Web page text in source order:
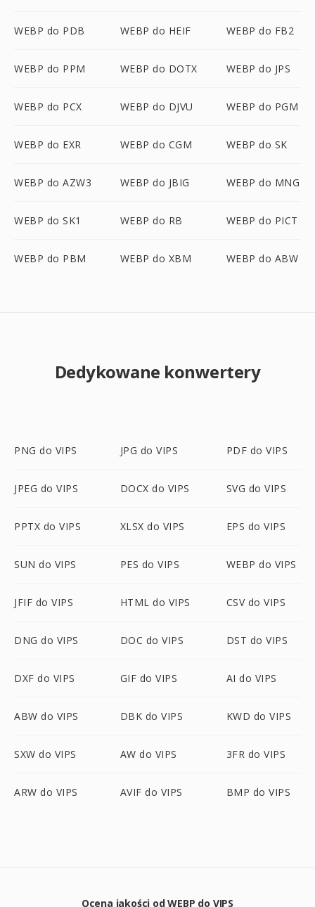
WEBP do PDB WEBP do HEIF WEBP do FB2
WEBP do PPM WEBP do DOTX WEBP do JPS
WEBP do PCX WEBP do DJVU WEBP do PGM
WEBP do EXR WEBP do CGM WEBP do SK
WEBP do AZW3 WEBP do JBIG WEBP do MNG
WEBP do SK1 WEBP do RB WEBP do PICT
WEBP do PBM WEBP do XBM WEBP do ABW
Dedykowane konwertery
PNG do VIPS JPG do VIPS PDF do VIPS
JPEG do VIPS DOCX do VIPS SVG do VIPS
PPTX do VIPS XLSX do VIPS EPS do VIPS
SUN do VIPS PES do VIPS WEBP do VIPS
JFIF do VIPS HTML do VIPS CSV do VIPS
DNG do VIPS DOC do VIPS DST do VIPS
DXF do VIPS GIF do VIPS AI do VIPS
ABW do VIPS DBK do VIPS KWD do VIPS
SXW do VIPS AW do VIPS 3FR do VIPS
ARW do VIPS AVIF do VIPS BMP do VIPS
Ocena jakości od WEBP do VIPS